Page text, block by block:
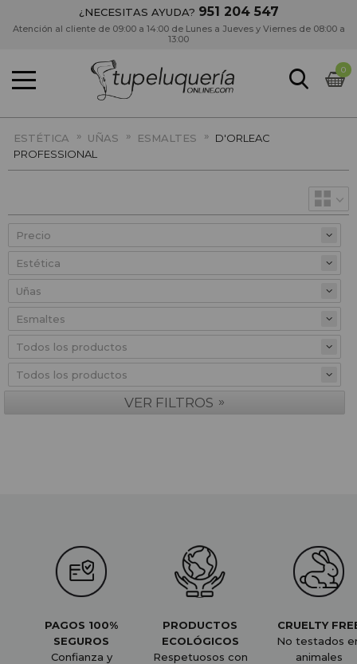
¿NECESITAS AYUDA? 951 204 547
Atención al cliente de 09:00 a 14:00 de Lunes a Jueves y Viernes de 08:00 a
13:00
0
ESTÉTICA » UÑAS » ESMALTES » D'ORLEAC
PROFESSIONAL
Precio
VER FILTROS »
PAGOS 100%
SEGUROS
Confianza y
PRODUCTOS
ECOLÓGICOS
Respetuosos con
CRUELTY
No testados
animales